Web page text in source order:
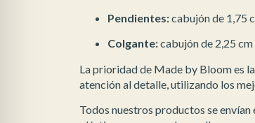
Pendientes:cabujón de 1,75
Colgante:cabujón de 2,25 cm
La prioridad de Made by Bloom es la
atención al detalle, utilizando los
Todos nuestros productos se envían